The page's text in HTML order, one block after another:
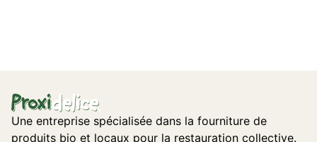
Une entreprise spécialisée dans la fourniture de
produits bio et locaux pour la restauration collective.